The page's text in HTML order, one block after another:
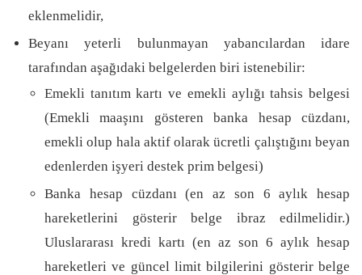
eklenmelidir,
Beyanı yeterli bulunmayan yabancılardan idare
tarafından aşağıdaki belgelerden biri istenebilir:
Emekli tanıtım kartı ve emekli aylığı tahsis belgesi
(Emekli maaşını gösteren banka hesap cüzdanı,
emekli olup hala aktif olarak ücretli çalıştığını beyan
edenlerden işyeri destek prim belgesi)
Banka hesap cüzdanı (en az son 6 aylık hesap
hareketlerini gösterir belge ibraz edilmelidir.)
Uluslararası kredi kartı (en az son 6 aylık hesap
hareketleri ve güncel limit bilgilerini gösterir belge